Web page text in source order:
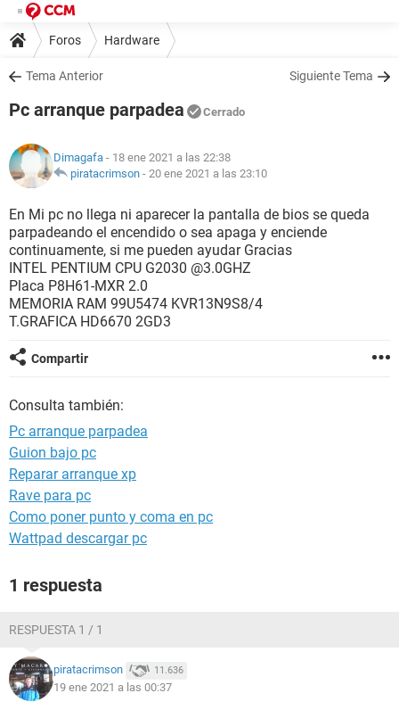
Foros Hardware
Tema Anterior Siguiente Tema
Pc arranque parpadea Cerrado
Dimagafa - 18 ene 2021 a las 22:38
piratacrimson - 20 ene 2021 a las 23:10
En Mi pc no llega ni aparecer la pantalla de bios se queda
parpadeando el encendido o sea apaga y enciende
continuamente, si me pueden ayudar Gracias
INTEL PENTIUM CPU G2030 @3.0GHZ
Placa P8H61-MXR 2.0
MEMORIA RAM 99U5474 KVR13N9S8/4
T.GRAFICA HD6670 2GD3
Compartir
Consulta también:
Pc arranque parpadea
Guion bajo pc
Reparar arranque xp
Rave para pc
Como poner punto y coma en pc
Wattpad descargar pc
1 respuesta
RESPUESTA 1 / 1
piratacrimson 11.636
19 ene 2021 a las 00:37